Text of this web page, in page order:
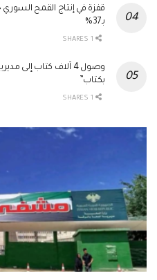
بـ37%
وصول 4 آلاف كتاب إلى
بكتاب”